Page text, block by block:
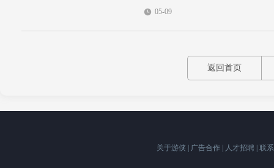
05-09
返回首页
关于游侠 广告合作 人才招聘 联